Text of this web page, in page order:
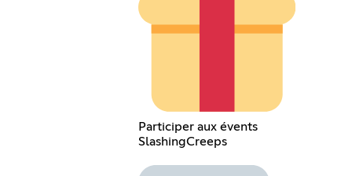
Participer aux évents
SlashingCreeps